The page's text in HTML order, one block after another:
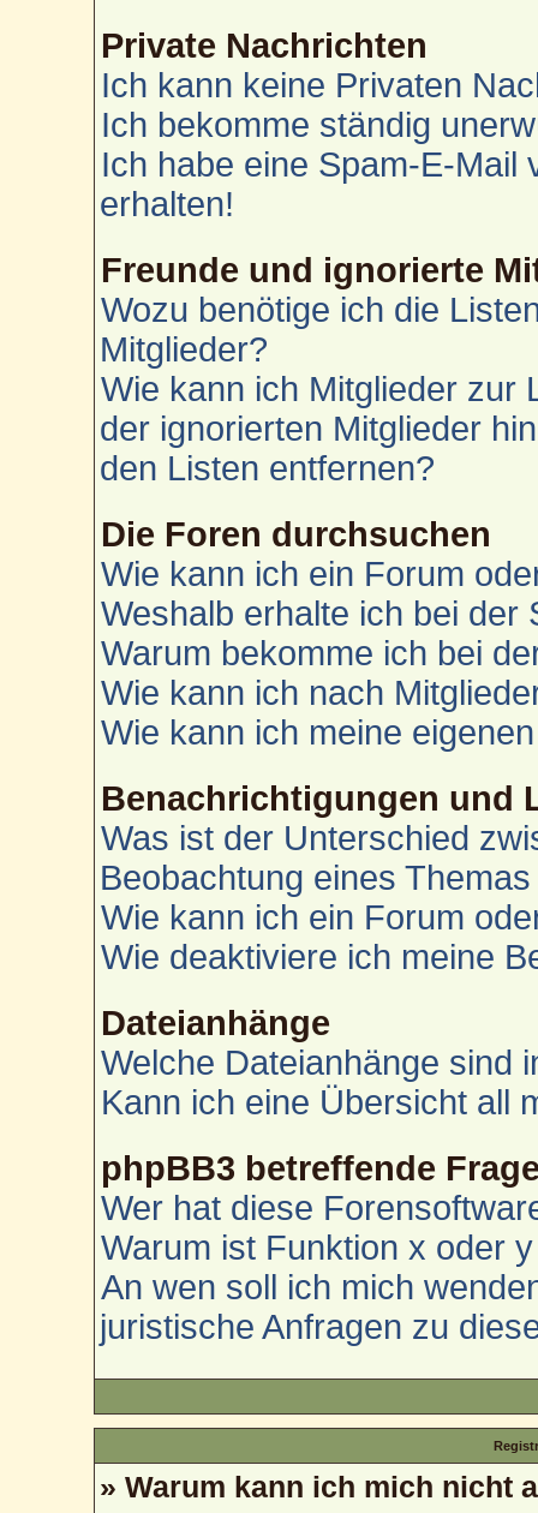
Private Nachrichten
Ich kann keine Privaten
Ich bekomme ständig
Ich habe eine Spam-E-Mail
erhalten!
Freunde und ignorierte
Wozu benötige ich die
Mitglieder?
Wie kann ich Mitglieder zur
der ignorierten Mitglieder
den Listen entfernen?
Die Foren durchsuchen
Wie kann ich ein Forum
Weshalb erhalte ich bei der
Warum bekomme ich bei
Wie kann ich nach
Wie kann ich meine
Benachrichtigungen und
Was ist der Unterschied
Beobachtung eines
Wie kann ich ein Forum
Wie deaktiviere ich meine
Dateianhänge
Welche Dateianhänge sind
Kann ich eine Übersicht all
phpBB3 betreffende
Wer hat diese
Warum ist Funktion x oder
An wen soll ich mich
juristische Anfragen zu
» Warum kann ich mich nicht